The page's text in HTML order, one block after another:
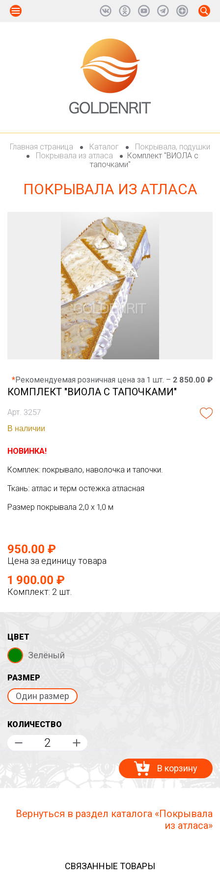
Главная страница Каталог
Покрывала, подушки
Покрывала из атласа
Комплект "ВИОЛА с
тапочками"
ПОКРЫВАЛА ИЗ АТЛАСА
*Рекомендуемая розничная цена за 1 шт. – 2 850.00 ₽
КОМПЛЕКТ "ВИОЛА С ТАПОЧКАМИ"
Арт. 3257
В наличии
НОВИНКА!
Комплек: покрывало, наволочка и тапочки.
Ткань: атлас и терм остежка атласная
Размер покрывала 2,0 х 1,0 м
950.00 ₽
Цена за единицу товара
1 900.00 ₽
Комплект: 2 шт.
ЦВЕТ
Зелёный
РАЗМЕР
Один размер
КОЛИЧЕСТВО
В корзину
Вернуться в раздел каталога «Покрывала
из атласа»
СВЯЗАННЫЕ ТОВАРЫ